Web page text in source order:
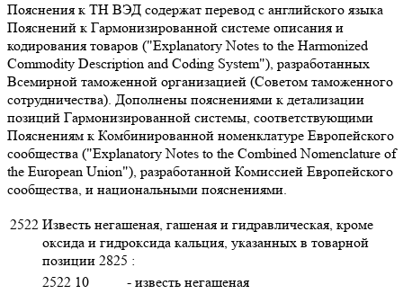
Пояснения к ТН ВЭД содержат перевод с английского языка
Пояснений к Гармонизированной системе описания и
кодирования товаров ("Explanatory Notes to the Harmonized
Commodity Description and Coding System"), разработанных
Всемирной таможенной организацией (Советом таможенного
сотрудничества). Дополнены пояснениями к детализации
позиций Гармонизированной системы, соответствующими
Пояснениям к Комбинированной номенклатуре Европейского
сообщества ("Explanatory Notes to the Combined Nomenclature of
the European Union"), разработанной Комиссией Европейского
сообщества, и национальными пояснениями.
2522 Известь негашеная, гашеная и гидравлическая, кроме
оксида и гидроксида кальция, указанных в товарной
позиции 2825 :
2522 10
- известь негашеная